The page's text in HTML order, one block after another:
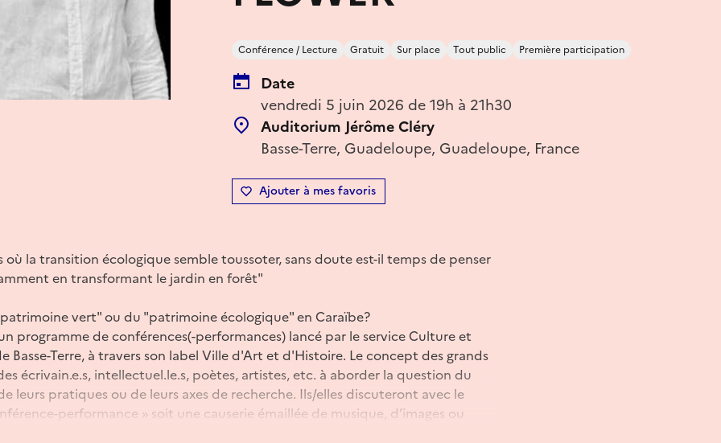
Conférence / Lecture Gratuit Sur place Tout public Première participation
Date
vendredi 5 juin 2026 de 19h à 21h30
Auditorium Jérôme Cléry
Basse-Terre, Guadeloupe, Guadeloupe, France
Ajouter à mes favoris
où la transition écologique semble toussoter, sans doute est-il temps de penser
en transformant le jardin en forêt"
vert" ou du "patrimoine écologique" en Caraïbe?
programme de conférences(-performances) lancé par le service Culture et
Basse-Terre, à travers son label Ville d'Art et d'Histoire. Le concept des grands
écrivain.e.s, intellectuel.le.s, poètes, artistes, etc. à aborder la question du
leurs pratiques ou de leurs axes de recherche. Ils/elles discuteront avec le
performance » soit une causerie émaillée de musique, d’images ou
est de questionner nos visions du patrimoine, des héritages, des mémoires,